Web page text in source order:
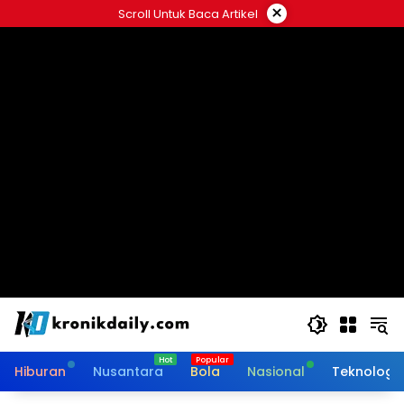
ke
Scroll Untuk Baca Artikel ×
Hiburan Nusantara Bola Nasional Teknologi